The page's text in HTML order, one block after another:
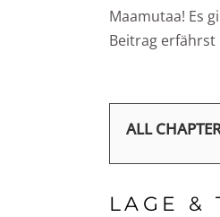
Maamutaa! Es
Beitrag erfährst
ALL
LAGE &